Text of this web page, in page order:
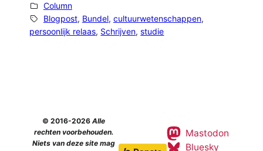
Column
Blogpost, Bundel, cultuurwetenschappen,
persoonlijk relaas, Schrijven, studie
© 2016-2026Alle
rechten voorbehouden.
Niets van deze site mag
Mastodon
Bluesky